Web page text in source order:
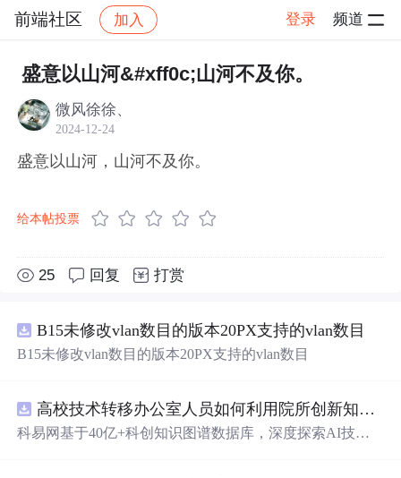
前端社区 加入 登录 频道
社区 前端社区 感慨 帖子详情
盛意以山河&#xff0c;山河不及你。
微风徐徐、
2024-12-24
盛意以山河，山河不及你。
给本帖投票
25 回复 打赏
B15未修改vlan数目的版本20PX支持的vlan数目
B15未修改vlan数目的版本20PX支持的vlan数目
高校技术转移办公室人员如何利用院所创新知识图谱发现技术转化瓶颈？.docx
科易网基于40亿+科创知识图谱数据库，深度探索AI技术